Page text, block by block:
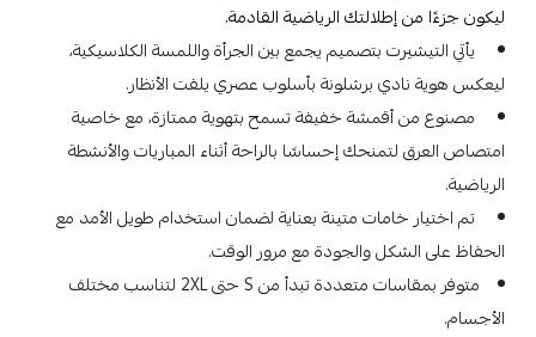
ليكون جزءًا من إطلالتك الرياضية القادمة.
يأتي التيشيرت بتصميم يجمع بين الجرأة واللمسة الكلاسيكية،
ليعكس هوية نادي برشلونة بأسلوب عصري يلفت الأنظار.
مصنوع من أقمشة خفيفة تسمح بتهوية ممتازة، مع خاصية
امتصاص العرق لتمنحك إحساسًا بالراحة أثناء المباريات والأنشطة
الرياضية.
تم اختيار خامات متينة بعناية لضمان استخدام طويل الأمد مع
الحفاظ على الشكل والجودة مع مرور الوقت.
متوفر بمقاسات متعددة تبدأ من S حتى 2XL لتناسب مختلف
الأجسام.